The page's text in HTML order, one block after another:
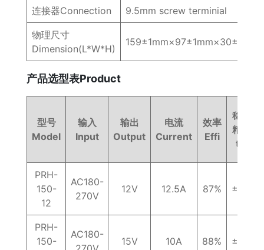
连接器Connection 9.5mm screw terminial
物理尺寸
Dimension(L*W*H)
159±1mm×97±1mm×30±1mm
产品选型表Product
型号
Model
输入
Input
输出
Output
电流
Current
效率
Effi
稳压
精度
tol
PRH-
150-
12
AC180-
270V
12V 12.5A 87% ±2%
PRH-
150-
AC180-
15V 10A 88% ±2%